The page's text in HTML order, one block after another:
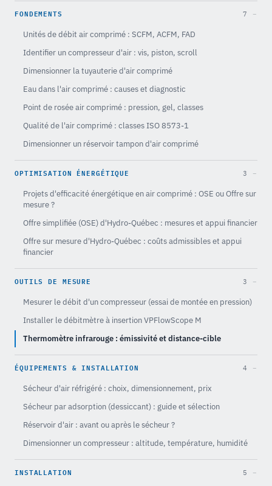
FONDEMENTS 7
Unités de débit air comprimé : SCFM, ACFM, FAD
Identifier un compresseur d'air : vis, piston, scroll
Dimensionner la tuyauterie d'air comprimé
Eau dans l'air comprimé : causes et diagnostic
Point de rosée air comprimé : pression, gel, classes
Qualité de l'air comprimé : classes ISO 8573-1
Dimensionner un réservoir tampon d'air comprimé
OPTIMISATION ÉNERGÉTIQUE 3
Projets d'efficacité énergétique en air comprimé : OSE ou Offre sur
mesure ?
Offre simplifiée (OSE) d'Hydro-Québec : mesures et appui financier
Offre sur mesure d'Hydro-Québec : coûts admissibles et appui
financier
OUTILS DE MESURE 3
Mesurer le débit d'un compresseur (essai de montée en pression)
Installer le débitmètre à insertion VPFlowScope M
Thermomètre infrarouge : émissivité et distance-cible
ÉQUIPEMENTS & INSTALLATION 4
Sécheur d'air réfrigéré : choix, dimensionnement, prix
Sécheur par adsorption (dessiccant) : guide et sélection
Réservoir d'air : avant ou après le sécheur ?
Dimensionner un compresseur : altitude, température, humidité
INSTALLATION 5